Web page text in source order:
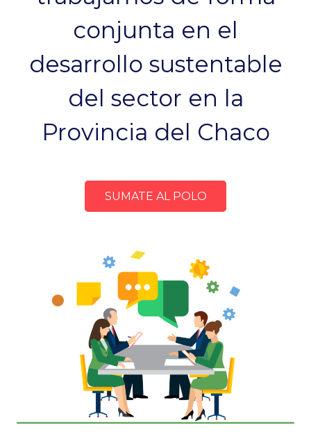
conjunta en el
desarrollo sustentable
del sector en la
Provincia del Chaco
SUMATE AL POLO